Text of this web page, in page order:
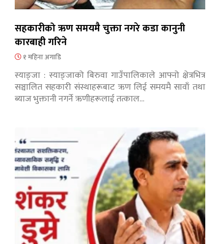
सहकारीको ऋण समयमै चुक्ता नगरे कडा कानुनी
कारबाही गरिने
१ महिना अगाडि
स्याङ्जा : स्याङ्जाको बिरुवा गाउँपालिकाले आफ्नो क्षेत्रभित्र
सञ्चालित सहकारी संस्थाहरूबाट ऋण लिई समयमै सावाँ तथा
ब्याज भुक्तानी नगर्ने ऋणीहरूलाई तत्काल…